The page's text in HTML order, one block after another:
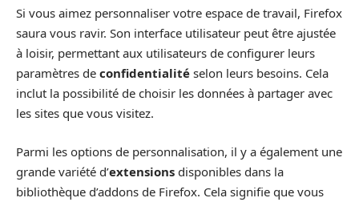
Si vous aimez personnaliser votre espace de travail, Firefox
saura vous ravir. Son interface utilisateur peut être ajustée
à loisir, permettant aux utilisateurs de configurer leurs
paramètres de confidentialité selon leurs besoins. Cela
inclut la possibilité de choisir les données à partager avec
les sites que vous visitez.
Parmi les options de personnalisation, il y a également une
grande variété d’extensions disponibles dans la
bibliothèque d’addons de Firefox. Cela signifie que vous